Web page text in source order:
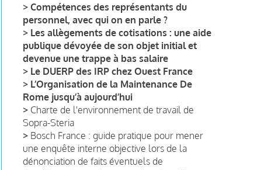
> Compétences des représentants du
personnel, avec qui on en parle ?
> Les allègements de cotisations : une aide
publique dévoyée de son objet initial et
devenue une trappe à bas salaire
> Le DUERP des IRP chez Ouest France
> L’Organisation de la Maintenance De
Rome jusqu’à aujourd’hui
> Charte de l'environnement de travail de
Sopra-Steria
> Bosch France : guide pratique pour mener
une enquête interne objective lors de la
dénonciation de faits éventuels de